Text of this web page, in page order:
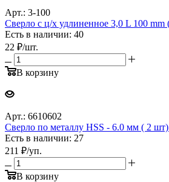
Арт.: 3-100
Сверло с ц/х удлиненное 3,0 L 100
Есть в наличии: 40
22 ₽/шт.
В корзину
Арт.: 6610602
Сверло по металлу HSS - 6.0 мм ( 2
Есть в наличии: 27
211 ₽/уп.
В корзину